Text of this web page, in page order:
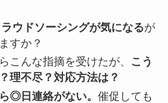
ウドソーシングが気になるが
すか？
こんな指摘を受けたが、
こう
理不尽？対応方法は？
◎日連絡がない。 催促しても